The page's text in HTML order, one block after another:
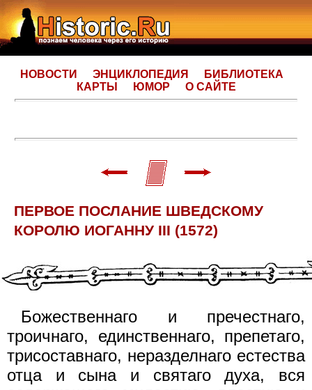
НОВОСТИ ЭНЦИКЛОПЕДИЯ
БИБЛИОТЕКА
КАРТЫ
ЮМОР О САЙТЕ
ПЕРВОЕ ПОСЛАНИЕ ШВЕДСКОМУ
КОРОЛЮ ИОГАННУ III (1572)
Божественнаго и пречестнаго,
троичнаго, единственнаго, препетаго,
трисоставнаго, неразделнаго естества
отца и сына и святаго духа, вся